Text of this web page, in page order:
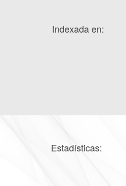
Indexada en:
Estadísticas: